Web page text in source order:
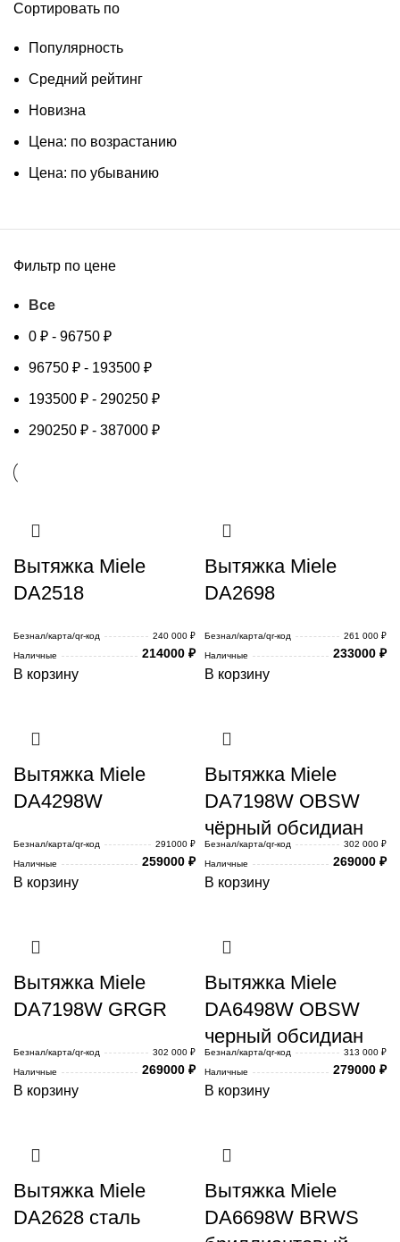
Сортировать по
Популярность
Средний рейтинг
Новизна
Цена: по возрастанию
Цена: по убыванию
Фильтр по цене
Все
0 ₽ - 96750 ₽
96750 ₽ - 193500 ₽
193500 ₽ - 290250 ₽
290250 ₽ - 387000 ₽
Вытяжка Miele
DA2518
Безнал/карта/qr-код
240 000 ₽
Наличные
214000 ₽
В корзину
Вытяжка Miele
DA2698
Безнал/карта/qr-код
261 000 ₽
Наличные
233000 ₽
В корзину
Вытяжка Miele
DA4298W
Безнал/карта/qr-код
291000 ₽
Наличные
259000 ₽
В корзину
Вытяжка Miele
DA7198W OBSW
чёрный обсидиан
Безнал/карта/qr-код
302 000 ₽
Наличные
269000 ₽
В корзину
Вытяжка Miele
DA7198W GRGR
Безнал/карта/qr-код
302 000 ₽
Наличные
269000 ₽
В корзину
Вытяжка Miele
DA6498W OBSW
черный обсидиан
Безнал/карта/qr-код
313 000 ₽
Наличные
279000 ₽
В корзину
Вытяжка Miele
DA2628 сталь
Вытяжка Miele
DA6698W BRWS